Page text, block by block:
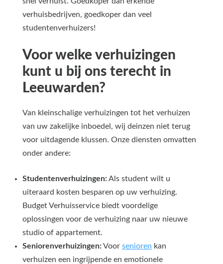
verhuisbedrijven, goedkoper dan veel
studentenverhuizers!
Voor welke verhuizingen
kunt u bij ons terecht in
Leeuwarden?
Van kleinschalige verhuizingen tot het verhuizen
van uw zakelijke inboedel, wij deinzen niet terug
voor uitdagende klussen. Onze diensten omvatten
onder andere:
Studentenverhuizingen:Als student wilt u
uiteraard kosten besparen op uw verhuizing.
Budget Verhuisservice biedt voordelige
oplossingen voor de verhuizing naar uw nieuwe
studio of appartement.
Seniorenverhuizingen:Voor senioren kan
verhuizen een ingrijpende en emotionele